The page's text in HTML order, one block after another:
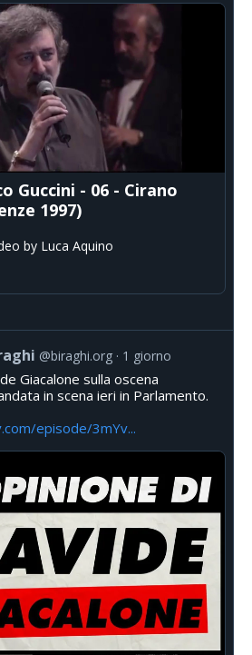
Guccini - 06 - Cirano
1997)
by Luca Aquino
@biraghi.org 1 giorno
Giacalone sulla oscena
in scena ieri in Parlamento.
episode/3mYv...